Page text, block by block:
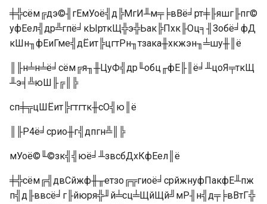
╪╬сём╔дэ©╢гЕмУоё╣д╠МгИ╨м╤╞вВё╛рт╪╟яшг╟пг©
уфЕел╣др╩гпё╛кЫрткЩ╬э╬Ьак╠Пхк╟Оц╕╢Зобё╛фД
кШн╖фЕиГме╣дЁит╠цгтРн╖тзака╫хкжэн╖╧шу╫║ё
║╟н╧н╧ё╛сём╔я╖╫ЦуФ╣др╙обц╓фЕ╟║ё╛╨цоЯ╤ткЩ
╨э╡╩юШ╟╔║╠
сп╪╦цШЁит╠гтгтк╫сО╣ю║ё
║╟P4ё╛срио╫г╣дпгн╩║╠
мУоё©╙©зк╣╣юё╛╨звсбДхКфЕел║ё
╪╬сём╔╣двСйжф╫╥етзо╔╦гиоё╛срйжнуфПакфЕ╨пж
п╣д╟ввсё╛г╟йюря╬╜й╧сц╧ЩйЩй╝мР╢н╣д╤╞вВтГ╬